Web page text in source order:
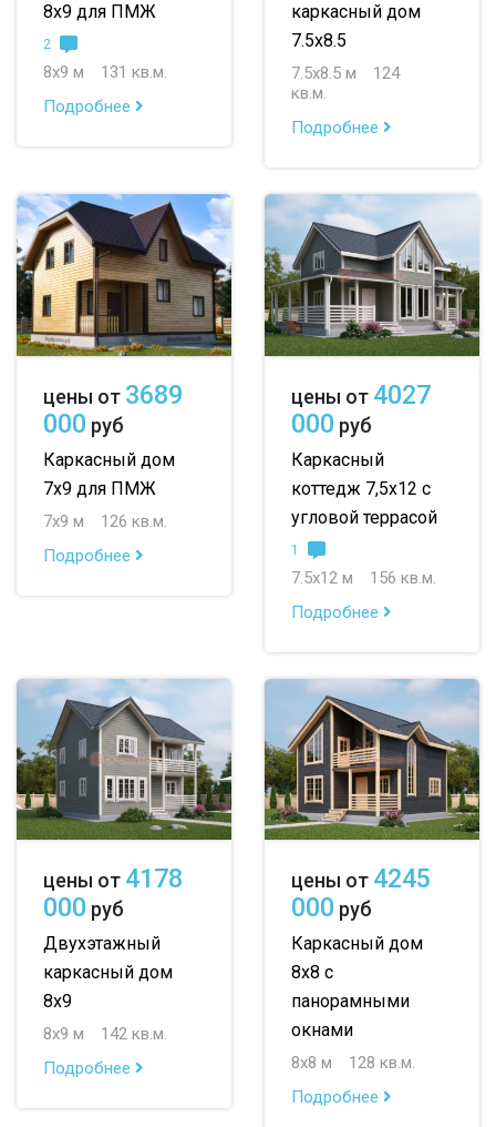
8х9 для ПМЖ
2
8х9 м
131 кв.м.
Подробнее
каркасный дом
7.5х8.5
7.5х8.5 м
124
кв.м.
Подробнее
цены от 3689
000 руб
Каркасный дом
7х9 для ПМЖ
7х9 м
126 кв.м.
Подробнее
цены от 4027
000 руб
Каркасный
коттедж 7,5х12 с
угловой террасой
1
7.5х12 м
156 кв.м.
Подробнее
цены от 4178
000 руб
Двухэтажный
каркасный дом
8х9
8х9 м
142 кв.м.
Подробнее
цены от 4245
000 руб
Каркасный дом
8х8 с
панорамными
окнами
8х8 м
128 кв.м.
Подробнее